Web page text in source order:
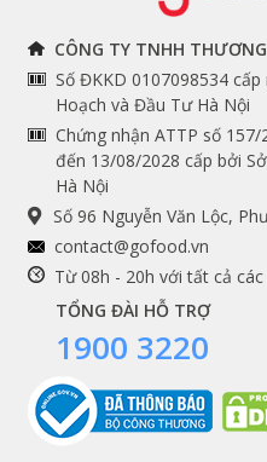
THÔNG TIN
Chính sách và quy định
chung
Hướng dẫn đặt hàng
Cam kết chất lượng
DỊCH VỤ
Premium services
CÔNG TY TNHH
Số ĐKKD 0107098534
Hoạch và Đầu Tư Hà Nội
Chứng nhận ATTP số
đến 13/08/2028 cấp bởi
Hà Nội
Số 96 Nguyễn Văn Lộc,
contact@gofood.vn
Từ 08h - 20h với tất cả
TỔNG ĐÀI HỖ TRỢ
1900 3220